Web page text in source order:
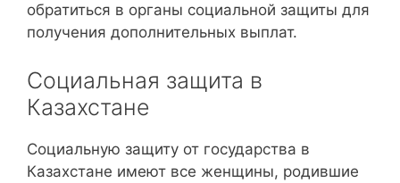
обратиться в органы социальной защиты для
получения дополнительных выплат.
Социальная защита в
Казахстане
Социальную защиту от государства в
Казахстане имеют все женщины, родившие